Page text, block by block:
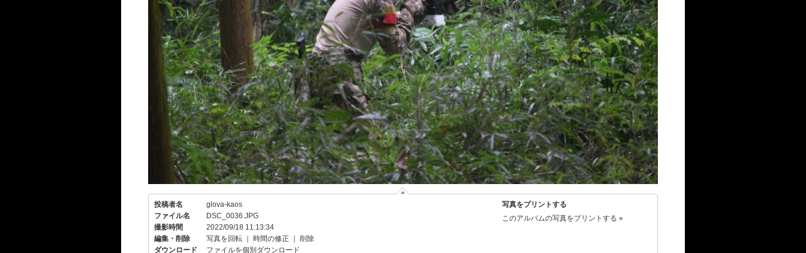
投稿者名
glova-kaos
ファイル名
DSC_0036.JPG
撮影時間
2022/09/18 11:13:34
編集・削除
写真を回転 時間の修正
削除
ダウンロード
ファイルを個別ダウンロード
写真をプリントする
このアルバムの写真をプリントする »